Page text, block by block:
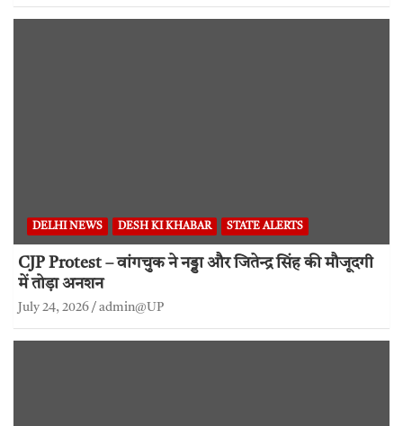
DELHI NEWS DESH KI KHABAR STATE ALERTS
CJP Protest – वांगचुक ने नड्डा और जितेन्द्र सिंह की मौजूदगी
में तोड़ा अनशन
July 24, 2026 admin@UP